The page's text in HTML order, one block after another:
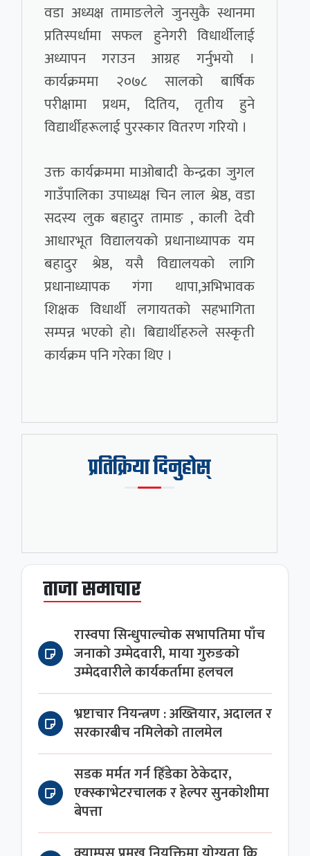
वडा अध्यक्ष तामाङलेले जुनसुकै स्थानमा
प्रतिस्पर्धामा सफल हुनेगरी विधार्थीलाई
अध्यापन गराउन आग्रह गर्नुभयो ।
कार्यक्रममा २०७८ सालको बार्षिक
परीक्षामा प्रथम, दितिय, तृतीय हुने
विद्यार्थीहरूलाई पुरस्कार वितरण गरियो ।
उक्त कार्यक्रममा माओबादी केन्द्रका जुगल
गाउँपालिका उपाध्यक्ष चिन लाल श्रेष्ठ, वडा
सदस्य लुक बहादुर तामाङ , काली देवी
आधारभूत विद्यालयको प्रधानाध्यापक यम
बहादुर श्रेष्ठ, यसै विद्यालयको लागि
प्रधानाध्यापक गंगा थापा,अभिभावक
शिक्षक विधार्थी लगायतको सहभागिता
सम्पन्न भएको हो। बिद्यार्थीहरुले सस्कृती
कार्यक्रम पनि गरेका थिए ।
प्रतिक्रिया दिनुहोस्
ताजा समाचार
रास्वपा सिन्धुपाल्चोक सभापतिमा पाँच
जनाको उम्मेदवारी, माया गुरुङको
उम्मेदवारीले कार्यकर्तामा हलचल
भ्रष्टाचार नियन्त्रण : अख्तियार, अदालत र
सरकारबीच नमिलेको तालमेल
सडक मर्मत गर्न हिँडेका ठेकेदार,
एक्स्काभेटरचालक र हेल्पर सुनकोशीमा
बेपत्ता